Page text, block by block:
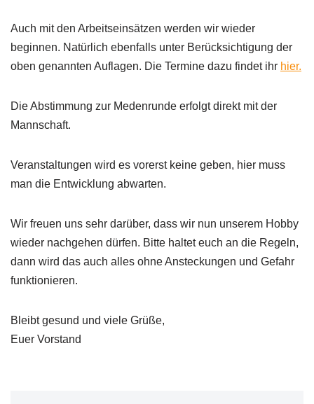
Auch mit den Arbeitseinsätzen werden wir wieder
beginnen. Natürlich ebenfalls unter Berücksichtigung der
oben genannten Auflagen. Die Termine dazu findet ihr hier.
Die Abstimmung zur Medenrunde erfolgt direkt mit der
Mannschaft.
Veranstaltungen wird es vorerst keine geben, hier muss
man die Entwicklung abwarten.
Wir freuen uns sehr darüber, dass wir nun unserem Hobby
wieder nachgehen dürfen. Bitte haltet euch an die Regeln,
dann wird das auch alles ohne Ansteckungen und Gefahr
funktionieren.
Bleibt gesund und viele Grüße,
Euer Vorstand